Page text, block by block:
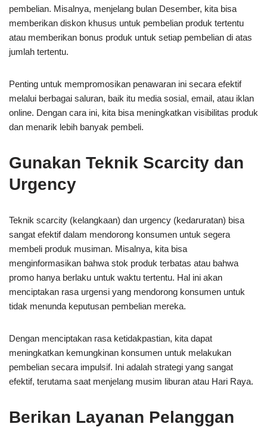
pembelian. Misalnya, menjelang bulan Desember, kita bisa
memberikan diskon khusus untuk pembelian produk tertentu
atau memberikan bonus produk untuk setiap pembelian di atas
jumlah tertentu.
Penting untuk mempromosikan penawaran ini secara efektif
melalui berbagai saluran, baik itu media sosial, email, atau iklan
online. Dengan cara ini, kita bisa meningkatkan visibilitas produk
dan menarik lebih banyak pembeli.
Gunakan Teknik Scarcity dan
Urgency
Teknik scarcity (kelangkaan) dan urgency (kedaruratan) bisa
sangat efektif dalam mendorong konsumen untuk segera
membeli produk musiman. Misalnya, kita bisa
menginformasikan bahwa stok produk terbatas atau bahwa
promo hanya berlaku untuk waktu tertentu. Hal ini akan
menciptakan rasa urgensi yang mendorong konsumen untuk
tidak menunda keputusan pembelian mereka.
Dengan menciptakan rasa ketidakpastian, kita dapat
meningkatkan kemungkinan konsumen untuk melakukan
pembelian secara impulsif. Ini adalah strategi yang sangat
efektif, terutama saat menjelang musim liburan atau Hari Raya.
Berikan Layanan Pelanggan